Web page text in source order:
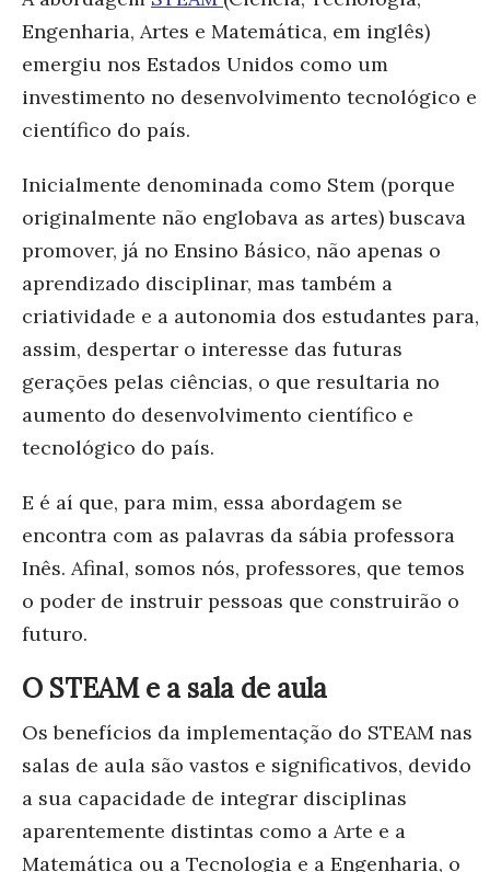
Engenharia, Artes e Matemática, em inglês)
emergiu nos Estados Unidos como um
investimento no desenvolvimento tecnológico e
científico do país.
Inicialmente denominada como Stem (porque
originalmente não englobava as artes) buscava
promover, já no Ensino Básico, não apenas o
aprendizado disciplinar, mas também a
criatividade e a autonomia dos estudantes para,
assim, despertar o interesse das futuras
gerações pelas ciências, o que resultaria no
aumento do desenvolvimento científico e
tecnológico do país.
E é aí que, para mim, essa abordagem se
encontra com as palavras da sábia professora
Inês. Afinal, somos nós, professores, que temos
o poder de instruir pessoas que construirão o
futuro.
O STEAM e a sala de aula
Os benefícios da implementação do STEAM nas
salas de aula são vastos e significativos, devido
a sua capacidade de integrar disciplinas
aparentemente distintas como a Arte e a
Matemática ou a Tecnologia e a Engenharia, o